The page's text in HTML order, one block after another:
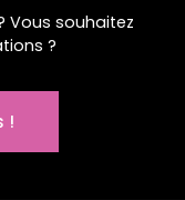
Vous souhaitez
?
!